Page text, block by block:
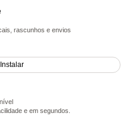
rascunhos e envios
Instalar
e em segundos.